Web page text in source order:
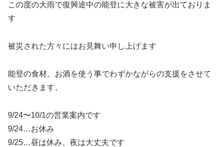
この度の大雨で復興途中の能登に大きな被害が出ておりま
す
被災された方々にはお見舞い申し上げます
能登の食材、お酒を使う事でわずかながらの支援をさせて
いただきます。
9/24〜10/1の営業案内です
9/24…お休み
9/25…昼は休み、夜は大丈夫です